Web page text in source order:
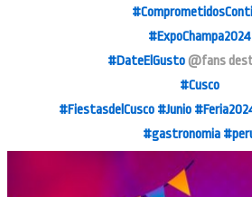
#ExpoChampa2024
#DateElGusto@fans
#Cusco
#FiestasdelCusco #Junio
#gastronomia